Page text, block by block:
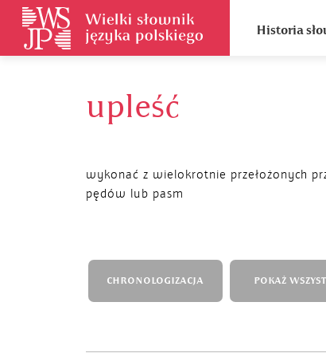
Historia
upleść
wykonać z wielokrotnie przełożonych
pędów lub pasm
CHRONOLOGIZACJA POKAŻ